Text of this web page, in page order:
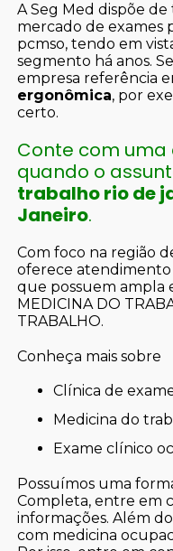
A Seg Med dispõe
mercado de exames
pcmso, tendo em
segmento há anos.
empresa referência
ergonômica, por
certo.
Conte com
quando o
trabalho rio de
Janeiro.
Com foco na região
oferece atendimento
que possuem ampla
MEDICINA DO
TRABALHO.
Conheça mais sobre
clínica de
medicina do
exame clínico
Possuímos uma
Completa, entre em
informações. Além
com medicina